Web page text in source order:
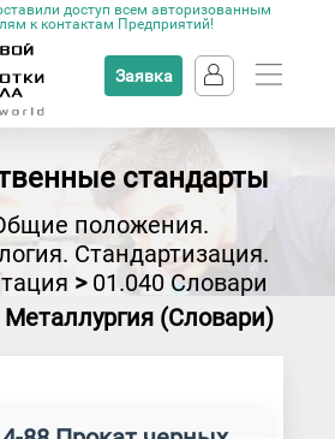
доступ всем авторизованным
к контактам Предприятий!
Заявка
стандарты
положения.
Стандартизация.
> 01.040 Словари
Металлургия (Словари)